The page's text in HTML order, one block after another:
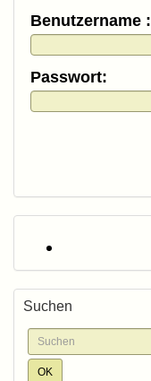
Benutzername :
Passwort:
Suchen